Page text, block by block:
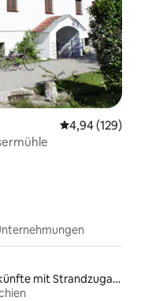
4,94 (129)
Unterkünfte mit Strandzugang